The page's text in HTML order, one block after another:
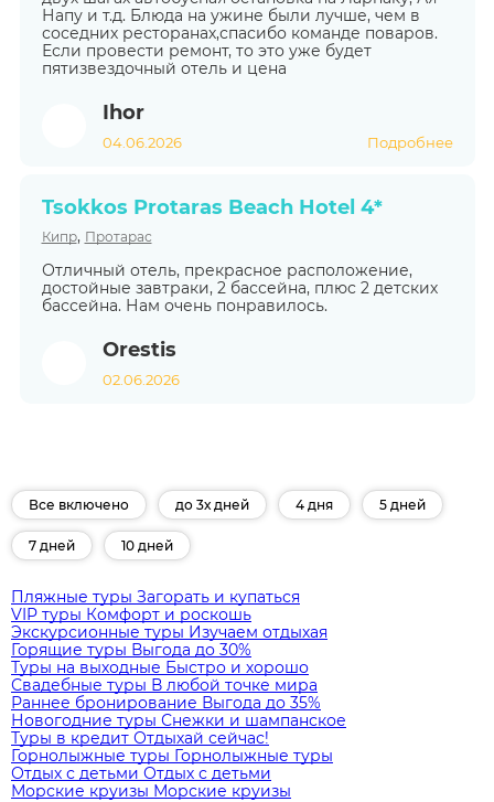
Напу и т.д. Блюда на ужине были лучше, чем в
соседних ресторанах,спасибо команде поваров.
Если провести ремонт, то это уже будет
пятизвездочный отель и цена
Ihor
04.06.2026 Подробнее
Tsokkos Protaras Beach Hotel 4*
Кипр, Протарас
Отличный отель, прекрасное расположение,
достойные завтраки, 2 бассейна, плюс 2 детских
бассейна. Нам очень понравилось.
Orestis
02.06.2026
Все включено до 3х дней 4 дня 5 дней
7 дней 10 дней
Пляжные туры Загорать и купаться
VIP туры Комфорт и роскошь
Экскурсионные туры Изучаем отдыхая
Горящие туры Выгода до 30%
Туры на выходные Быстро и хорошо
Свадебные туры В любой точке мира
Раннее бронирование Выгода до 35%
Новогодние туры Снежки и шампанское
Туры в кредит Отдыхай сейчас!
Горнолыжные туры Горнолыжные туры
Отдых с детьми Отдых с детьми
Морские круизы Морские круизы